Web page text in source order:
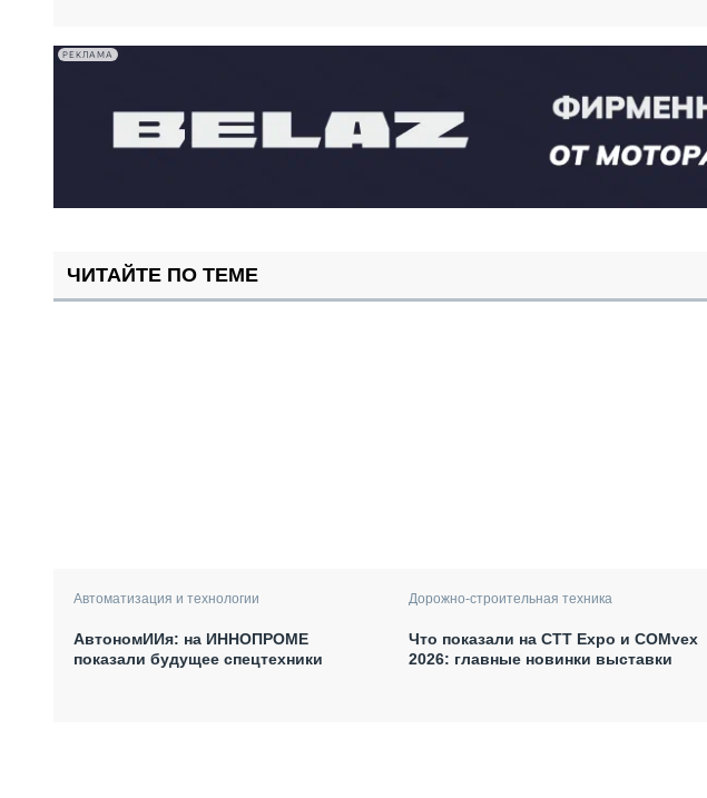
РЕКЛАМА
ЧИТАЙТЕ ПО ТЕМЕ
Автоматизация и технологии
АвтономИИя: на ИННОПРОМЕ
показали будущее спецтехники
Дорожно-строительная техника
Что показали на CTT Expo и COMvex
2026: главные новинки выставки